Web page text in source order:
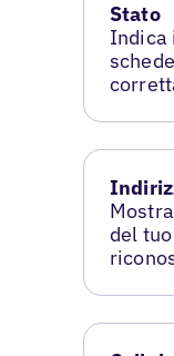
Stato
Indica
del